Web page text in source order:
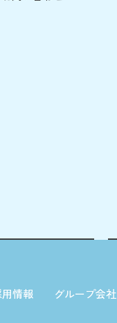
情報
グループ会社